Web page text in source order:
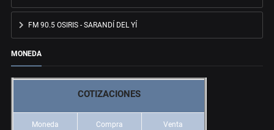
FM 90.5 OSIRIS - SARANDÍ DEL YÍ
MONEDA
COTIZACIONES
Moneda Compra Venta